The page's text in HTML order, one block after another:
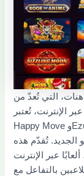
التي تُعدّ من
الإنترنت، تُعتبر
Happy Move وEzugi وVivo Gambling من بين أفضل مطوري
الجديد. تُقدّم هذه
عبر الإنترنت
بالتفاعل مع